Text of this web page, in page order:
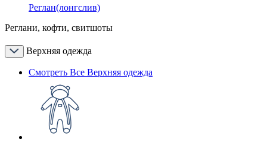
Реглан(лонгслив)
Реглани, кофти, свитшоты
Верхняя одежда
Смотреть Все Верхняя одежда